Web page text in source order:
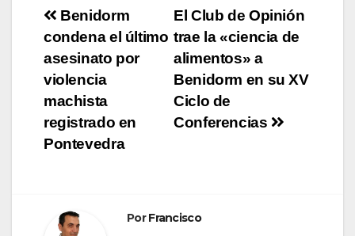
Navegación
de
entradas
El Club de Opinión
trae la «ciencia de
alimentos» a
Benidorm en su XV
Ciclo de
Conferencias
Benidorm
condena el último
asesinato por
violencia
machista
registrado en
Pontevedra
PorFrancisco